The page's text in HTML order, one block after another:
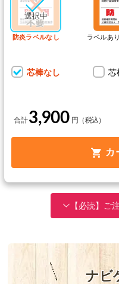
3,900
防炎ラベルなし ラベルあ
芯棒なし 芯
カ
【必読】ご
ナビ